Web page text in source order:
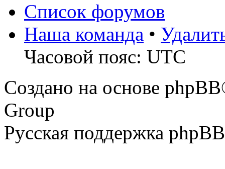
Список форумов
Наша команда •
Часовой пояс: UTC
Создано на основе
Group
Русская поддержка phpBB